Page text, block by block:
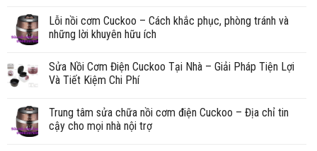
Lỗi nồi cơm Cuckoo – Cách khắc phục, phòng tránh và
những lời khuyên hữu ích
Sửa Nồi Cơm Điện Cuckoo Tại Nhà – Giải Pháp Tiện Lợi
Và Tiết Kiệm Chi Phí
Trung tâm sửa chữa nồi cơm điện Cuckoo – Địa chỉ tin
cậy cho mọi nhà nội trợ